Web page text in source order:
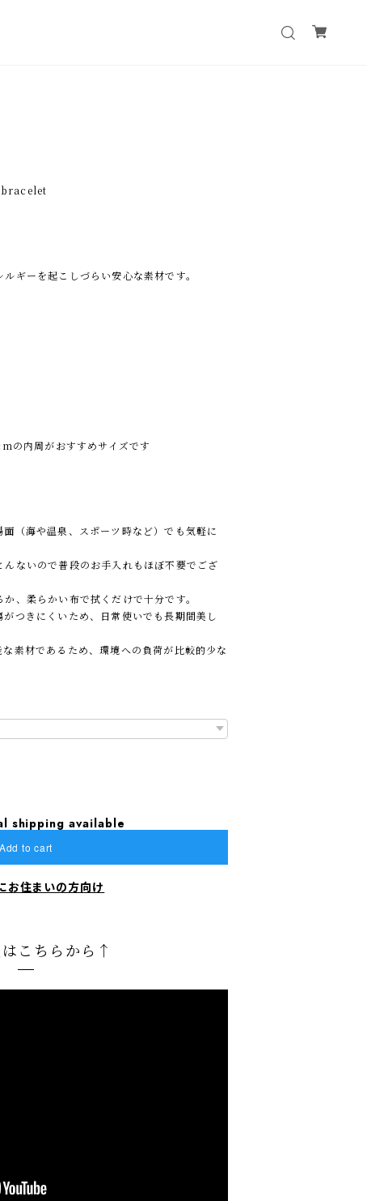
bracelet
ギーを起こしづらい安心な素材です。
の内周がおすすめサイズです
（海や温泉、スポーツ時など）でも気軽に
ないので普段のお手入れもほぼ不要でござ
、柔らかい布で拭くだけで十分です。
つきにくいため、日常使いでも長期間美し
素材であるため、環境への負荷が比較的少な
shipping available
Add to cart
お住まいの方向け
こちらから↑